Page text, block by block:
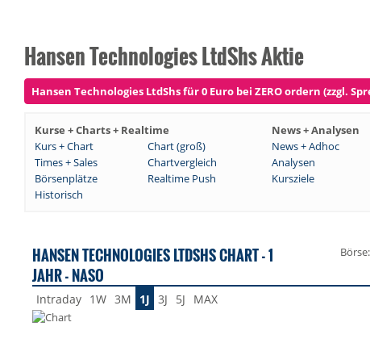
Hansen Technologies LtdShs Aktie
Hansen Technologies LtdShs für 0 Euro bei ZERO ordern (zzgl.
Kurse + Charts + Realtime News + Analysen
Kurs + Chart
Chart (groß) News + Adhoc
Times + Sales
Chartvergleich Analysen
Börsenplätze
Realtime Push Kursziele
Historisch
HANSEN TECHNOLOGIES LTDSHS CHART - 1
JAHR - NASO
Intraday 1W 3M 1J 3J 5J MAX